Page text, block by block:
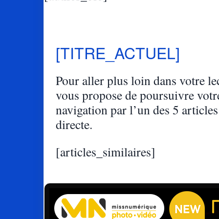
[TITRE_ACTUEL]
Pour aller plus loin dans votre
vous propose de poursuivre
navigation par l’un des 5
directe.
[articles_similaires]